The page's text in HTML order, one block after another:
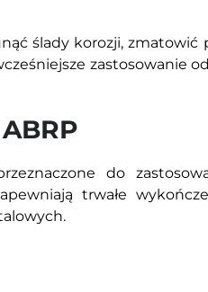
ślady korozji, zmatowić
zastosowanie
do
trwałe